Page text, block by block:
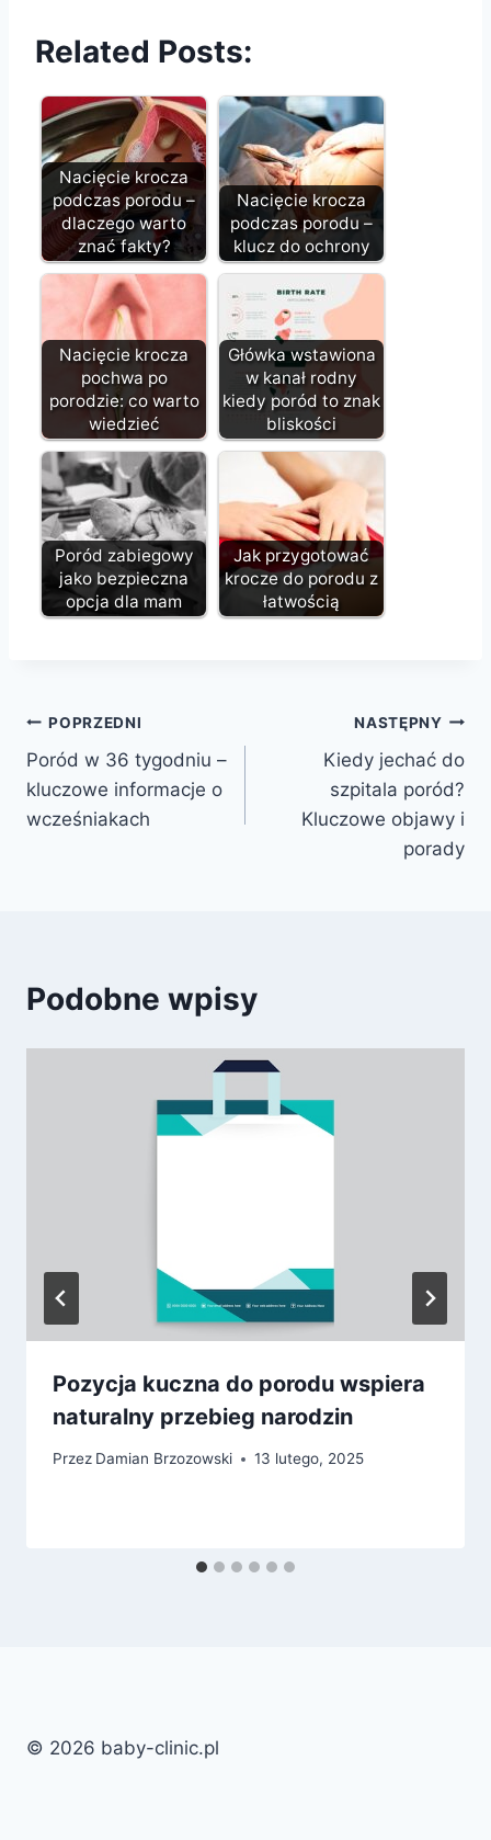
Related Posts:
Nacięcie krocza
podczas porodu –
dlaczego warto
znać fakty?
Nacięcie krocza
podczas porodu –
klucz do ochrony
Nacięcie krocza
pochwa po
porodzie: co warto
wiedzieć
Główka wstawiona
w kanał rodny
kiedy poród to znak
bliskości
Poród zabiegowy
jako bezpieczna
opcja dla mam
Jak przygotować
krocze do porodu z
łatwością
Nawigacja
wpisu
POPRZEDNI
Poród w 36 tygodniu –
kluczowe informacje o
wcześniakach
NASTĘPNY
Kiedy jechać do
szpitala poród?
Kluczowe objawy i
porady
Podobne wpisy
Pozycja kuczna do porodu wspiera
naturalny przebieg narodzin
Przez Damian Brzozowski 13 lutego, 2025
© 2026 baby-clinic.pl